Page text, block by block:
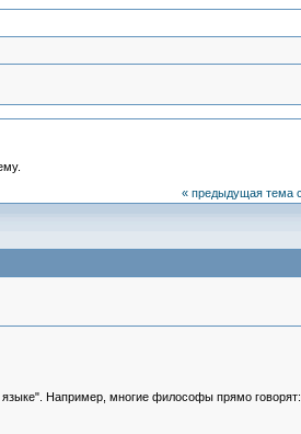
« предыдущая тема
языке". Например, многие философы прямо